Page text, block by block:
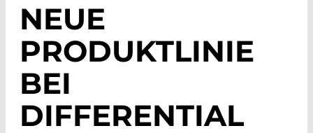
NEUE
PRODUKTLINIE
BEI
DIFFERENTIAL